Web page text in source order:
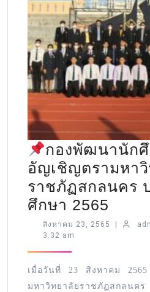
กองพัฒนานัก
อัญเชิญตรามหา
ราชภัฏสกลนคร
ศึกษา 2565
สิงหาคม 23, 2565
3:32 am
เมื่อวันที่ 23 สิงหาคม
มหาวิทยาลัยราชภัฏสกลน